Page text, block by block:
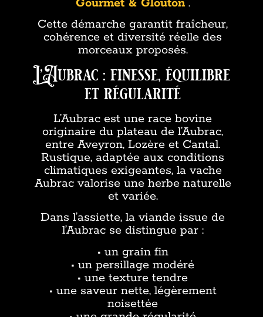
Gourmet & Glouton .
Cette démarche garantit fraîcheur,
cohérence et diversité réelle des
morceaux proposés.
L’Aubrac : finesse, équilibre
et régularité
L’Aubrac est une race bovine
originaire du plateau de l’Aubrac,
entre Aveyron, Lozère et Cantal.
Rustique, adaptée aux conditions
climatiques exigeantes, la vache
Aubrac valorise une herbe naturelle
et variée.
Dans l’assiette, la viande issue de
l’Aubrac se distingue par :
• un grain fin
• un persillage modéré
• une texture tendre
• une saveur nette, légèrement
noisettée